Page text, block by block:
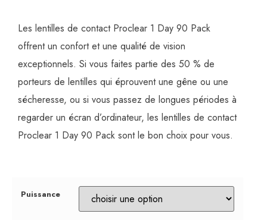
Les lentilles de contact Proclear 1 Day 90 Pack
offrent un confort et une qualité de vision
exceptionnels. Si vous faites partie des 50 % de
porteurs de lentilles qui éprouvent une gêne ou une
sécheresse, ou si vous passez de longues périodes à
regarder un écran d’ordinateur, les lentilles de contact
Proclear 1 Day 90 Pack sont le bon choix pour vous.
Puissance